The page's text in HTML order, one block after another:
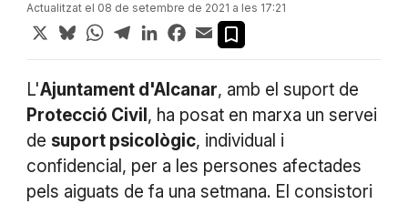
Actualitzat el 08 de setembre de 2021 a les 17:21
X BlueskyWhatsApp
TelegramLinkedInFacebook
Email
L'Ajuntament d'Alcanar, amb el suport de
Protecció Civil , ha posat en marxa un servei
de suport psicològic, individual i
confidencial, per a les persones afectades
pels aiguats de fa una setmana. El consistori